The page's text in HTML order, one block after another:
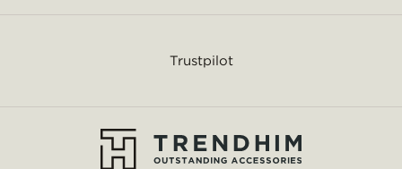
Trustpilot